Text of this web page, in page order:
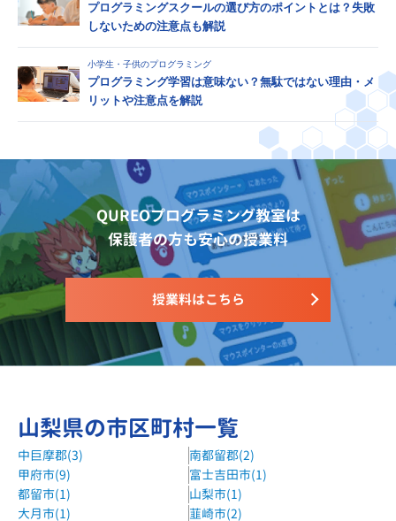
プログラミングスクールの選び方のポイントとは？失敗
しないための注意点も解説
小学生・子供のプログラミング
プログラミング学習は意味ない？無駄ではない理由・メ
リットや注意点を解説
QUREOプログラミング教室は
保護者の方も安心の授業料
授業料はこちら
山梨県の市区町村一覧
中巨摩郡(3)
南都留郡(2)
甲府市(9)
富士吉田市(1)
都留市(1)
山梨市(1)
大月市(1)
韮崎市(2)